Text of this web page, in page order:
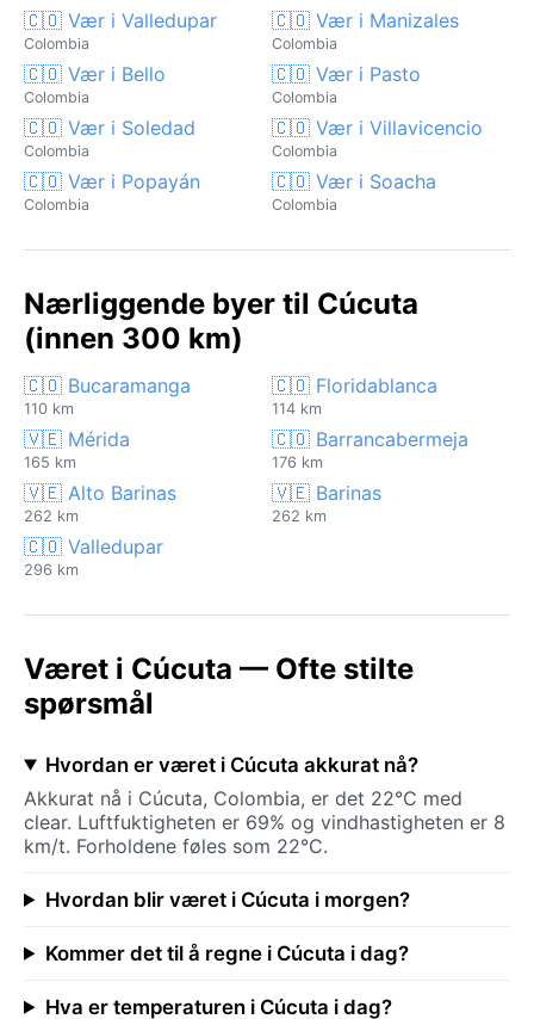
🇨🇴 Vær i Valledupar
Colombia
🇨🇴 Vær i Manizales
Colombia
🇨🇴 Vær i Bello
Colombia
🇨🇴 Vær i Pasto
Colombia
🇨🇴 Vær i Soledad
Colombia
🇨🇴 Vær i Villavicencio
Colombia
🇨🇴 Vær i Popayán
Colombia
🇨🇴 Vær i Soacha
Colombia
Nærliggende byer til Cúcuta
(innen 300 km)
🇨🇴 Bucaramanga
110 km
🇨🇴 Floridablanca
114 km
🇻🇪 Mérida
165 km
🇨🇴 Barrancabermeja
176 km
🇻🇪 Alto Barinas
262 km
🇻🇪 Barinas
262 km
🇨🇴 Valledupar
296 km
Været i Cúcuta — Ofte stilte
spørsmål
Hvordan er været i Cúcuta akkurat nå?
Akkurat nå i Cúcuta, Colombia, er det 22°C med
clear. Luftfuktigheten er 69% og vindhastigheten er 8
km/t. Forholdene føles som 22°C.
Hvordan blir været i Cúcuta i morgen?
Kommer det til å regne i Cúcuta i dag?
Hva er temperaturen i Cúcuta i dag?